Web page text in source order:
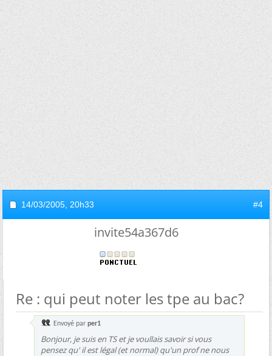
14/03/2005, 20h33 #4
invite54a367d6
Re : qui peut noter les tpe au bac?
Envoyé par per1
Bonjour, je suis en TS et je voullais savoir si vous
pensez qu' il est légal (et normal) qu'un prof ne nous